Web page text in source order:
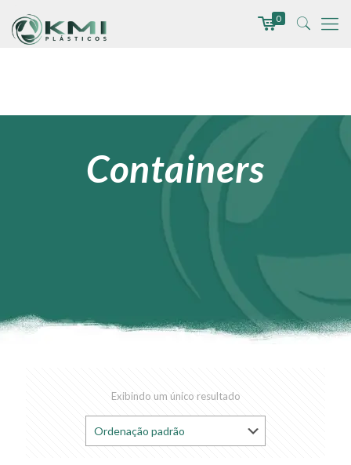
0
Containers
Exibindo um único resultado